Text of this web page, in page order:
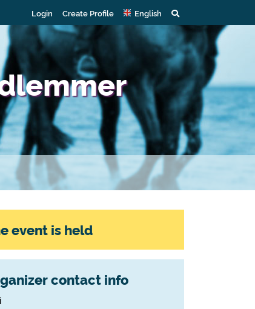
Login Create Profile English
event is held
contact info